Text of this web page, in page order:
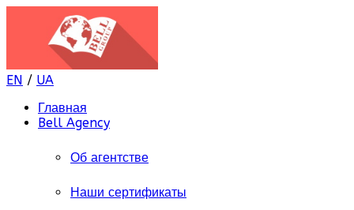
EN / UA
Главная
Bell Agency
Об агентстве
Наши сертификаты